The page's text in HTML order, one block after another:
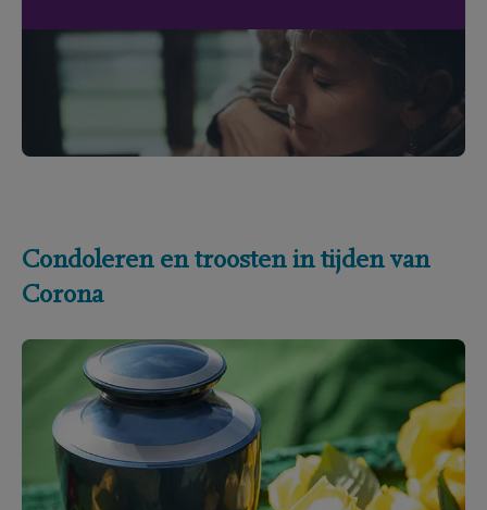
Condoleren en troosten in tijden van
Corona